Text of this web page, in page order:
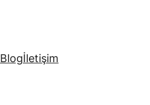
Blogİletişim